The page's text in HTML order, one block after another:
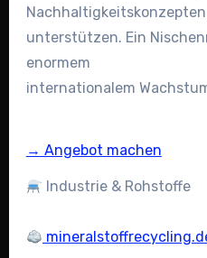
Nachhaltigkeitskonzepten
unterstützen. Ein
enormem
internationalem
→ Angebot machen
Industrie & Rohstoffe